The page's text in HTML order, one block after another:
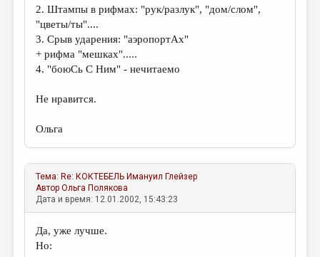
РЕЦЕНЗИРОВАНИЕ
ЦИКЛЫ ПУБЛИКАЦИЙ
ТРЕДИАКОВСКИЙ
МЕДИА
ВКОНТАКТЕ
2. Штампы в рифмах: "рук/разлук", "дом/слом",
"цветы/ты"....
3. Срыв ударения: "аэропортАх"
+ рифма "мешках".....
4. "боюСь С Ним" - нечитаемо
Не нравится.
Ольга
Тема: Re: КОКТЕБЕЛЬ Имануил Глейзер
АвторОльга Полякова
Дата и время: 12.01.2002, 15:43:23
Да, уже лучше.
Но: